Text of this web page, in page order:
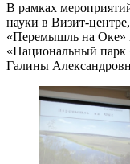
В рамках
науки в Визит-
«Перемышль на Оке»
«Национальный парк
Галины